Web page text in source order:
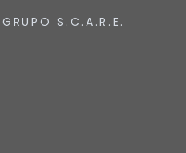
S.C.A.R.E.